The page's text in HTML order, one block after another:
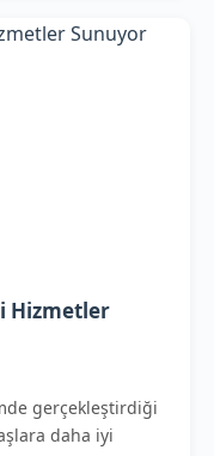
Hizmetler
gerçekleştirdiği
daha iyi